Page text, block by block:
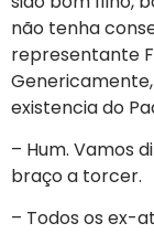
não tenha
representante
existencia do
– Hum. Vamos
braço a torcer.
– Todos os ex-